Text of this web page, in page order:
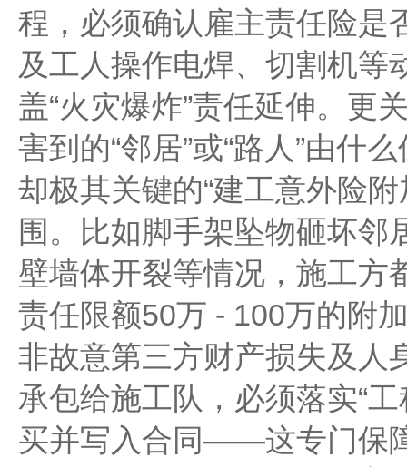
程，必须确认雇主责任险是
及工人操作电焊、切割机等
盖“火灾爆炸”责任延伸。更
害到的“邻居”或“路人”由什
却极其关键的“建工意外险
围。比如脚手架坠物砸坏邻
壁墙体开裂等情况，施工方
责任限额50万 - 100万的附
非故意第三方财产损失及人
承包给施工队，必须落实“
买并写入合同——这专门保